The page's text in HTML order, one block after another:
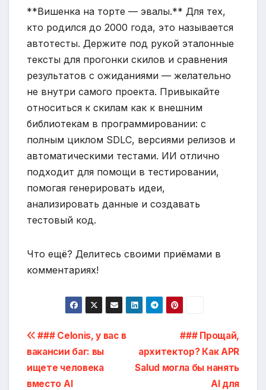
**Вишенка на торте — эвалы.** Для тех,
кто родился до 2000 года, это называется
автотесты. Держите под рукой эталонные
тексты для прогонки скилов и сравнения
результатов с ожиданиями — желательно
не внутри самого проекта. Привыкайте
относиться к скилам как к внешним
библиотекам в программировании: с
полным циклом SDLC, версиями релизов и
автоматическими тестами. ИИ отлично
подходит для помощи в тестировании,
помогая генерировать идеи,
анализировать данные и создавать
тестовый код.
Что ещё? Делитесь своими приёмами в
комментариях!
Post
navigation
### Прощай,
архитектор? Как APR
Salud могла бы нанять
AI для
### Celonis, у вас в
вакансии баг: вы
ищете человека
вместо AI